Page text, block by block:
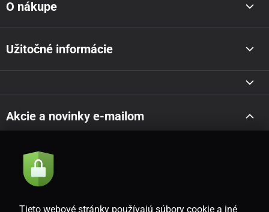
O nákupe
Užitočné informácie
Akcie a novinky e-mailom
Súhlasím so
Tieto webové stránky používajú súbory cookie a iné